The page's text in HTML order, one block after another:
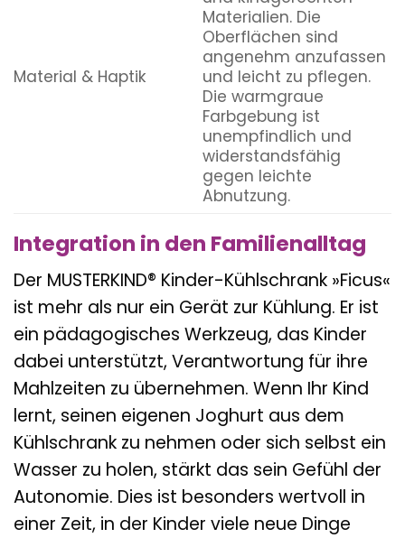
Material & Haptik
Materialien. Die
Oberflächen sind
angenehm anzufassen
und leicht zu pflegen.
Die warmgraue
Farbgebung ist
unempfindlich und
widerstandsfähig
gegen leichte
Abnutzung.
Integration in den Familienalltag
Der MUSTERKIND® Kinder-Kühlschrank »Ficus«
ist mehr als nur ein Gerät zur Kühlung. Er ist
ein pädagogisches Werkzeug, das Kinder
dabei unterstützt, Verantwortung für ihre
Mahlzeiten zu übernehmen. Wenn Ihr Kind
lernt, seinen eigenen Joghurt aus dem
Kühlschrank zu nehmen oder sich selbst ein
Wasser zu holen, stärkt das sein Gefühl der
Autonomie. Dies ist besonders wertvoll in
einer Zeit, in der Kinder viele neue Dinge